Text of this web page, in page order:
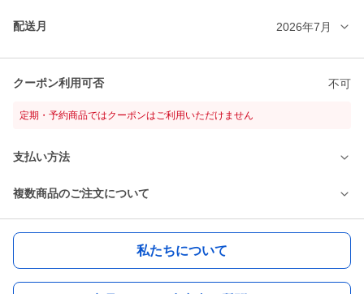
配送月 2026年7月
クーポン利用可否 不可
定期・予約商品ではクーポンはご利用いただけません
支払い方法
複数商品のご注文について
私たちについて